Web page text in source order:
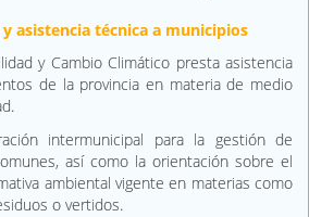
asistencia técnica a municipios
y Cambio Climático presta asistencia
de la provincia en materia de medio
intermunicipal para la gestión de
así como la orientación sobre el
ambiental vigente en materias como
o vertidos.